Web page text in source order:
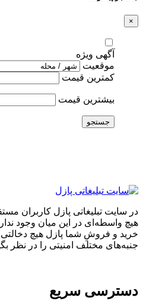
×
آگهی ویژه
موقعیت
کمترین قیمت
بیشترین قیمت
جستجو
در سایت تبلیغاتی پازل کاربران
هیچ واسطه‌ای در این میان وجود
خرید و فروشِ شما پازل هیچ دخالتی
جنبه‌های مختلف امنیتی را در نظر
دسترسی سریع